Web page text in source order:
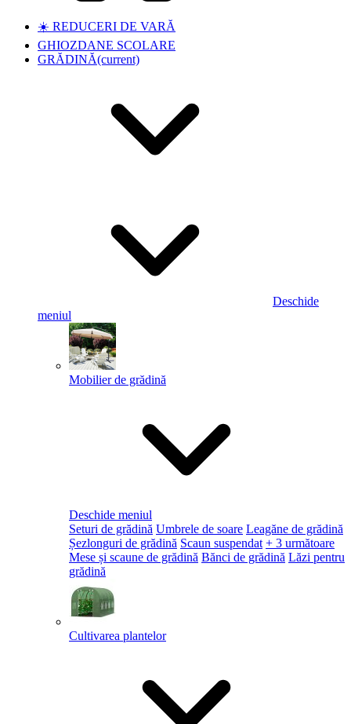
☀️ REDUCERI DE VARĂ
GHIOZDANE SCOLARE
GRĂDINĂ(current)
Deschide
meniul
Mobilier de grădină
Deschide meniul
Seturi de grădină Umbrele de soare Leagăne de grădină
Șezlonguri de grădină Scaun suspendat + 3 următoare
Mese și scaune de grădină Bănci de grădină Lăzi pentru
grădină
Cultivarea plantelor